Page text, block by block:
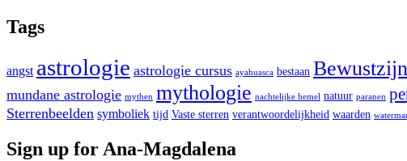
Tags
angst astrologie astrologie cursus ayahuasca bestaan Bewustzijn
mundane astrologie mythen mythologie nachtelijke hemel natuur paranen
Sterrenbeelden symboliek tijd Vaste sterren verantwoordelijkheid waarden
Sign up for Ana-Magdalena